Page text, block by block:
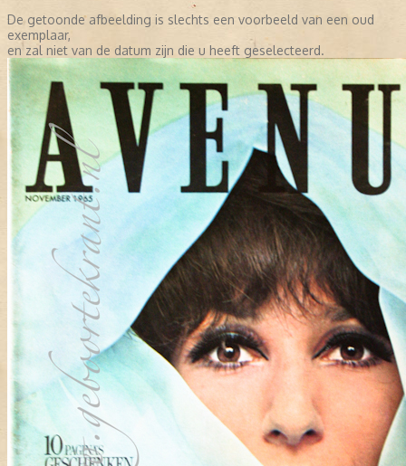
De getoonde afbeelding is slechts een voorbeeld van een oud
exemplaar,
en zal niet van de datum zijn die u heeft geselecteerd.